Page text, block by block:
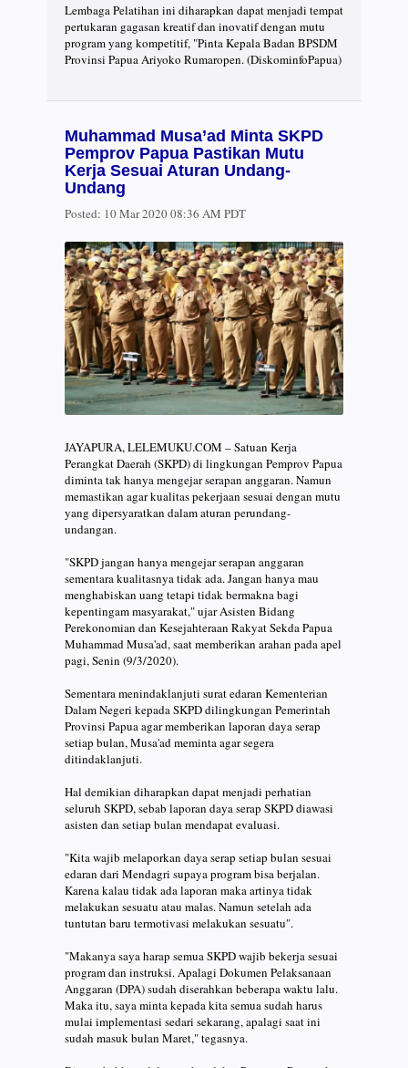
Lembaga Pelatihan ini diharapkan dapat menjadi tempat
pertukaran gagasan kreatif dan inovatif dengan mutu
program yang kompetitif, "Pinta Kepala Badan BPSDM
Provinsi Papua Ariyoko Rumaropen. (DiskominfoPapua)
Muhammad Musa’ad Minta SKPD
Pemprov Papua Pastikan Mutu
Kerja Sesuai Aturan Undang-
Undang
Posted: 10 Mar 2020 08:36 AM PDT
JAYAPURA, LELEMUKU.COM – Satuan Kerja
Perangkat Daerah (SKPD) di lingkungan Pemprov Papua
diminta tak hanya mengejar serapan anggaran. Namun
memastikan agar kualitas pekerjaan sesuai dengan mutu
yang dipersyaratkan dalam aturan perundang-
undangan.⠀
"SKPD jangan hanya mengejar serapan anggaran
sementara kualitasnya tidak ada. Jangan hanya mau
menghabiskan uang tetapi tidak bermakna bagi
kepentingam masyarakat," ujar Asisten Bidang
Perekonomian dan Kesejahteraan Rakyat Sekda Papua
Muhammad Musa'ad, saat memberikan arahan pada apel
pagi, Senin (9/3/2020).⠀
Sementara menindaklanjuti surat edaran Kementerian
Dalam Negeri kepada SKPD dilingkungan Pemerintah
Provinsi Papua agar memberikan laporan daya serap
setiap bulan, Musa'ad meminta agar segera
ditindaklanjuti. ⠀
Hal demikian diharapkan dapat menjadi perhatian
seluruh SKPD, sebab laporan daya serap SKPD diawasi
asisten dan setiap bulan mendapat evaluasi.⠀
"Kita wajib melaporkan daya serap setiap bulan sesuai
edaran dari Mendagri supaya program bisa berjalan.
Karena kalau tidak ada laporan maka artinya tidak
melakukan sesuatu atau malas. Namun setelah ada
tuntutan baru termotivasi melakukan sesuatu".⠀
"Makanya saya harap semua SKPD wajib bekerja sesuai
program dan instruksi. Apalagi Dokumen Pelaksanaan
Anggaran (DPA) sudah diserahkan beberapa waktu lalu.
Maka itu, saya minta kepada kita semua sudah harus
mulai implementasi sedari sekarang, apalagi saat ini
sudah masuk bulan Maret," tegasnya.⠀